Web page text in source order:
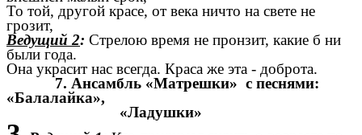
То той, другой красе, от века ничто на свете не
грозит,
Ведущий 2: Стрелою время не пронзит, какие б ни
были года.
Она украсит нас всегда. Краса же эта - доброта.
7. Ансамбль «Матрешки» с песнями:
«Балалайка»,
«Ладушки»